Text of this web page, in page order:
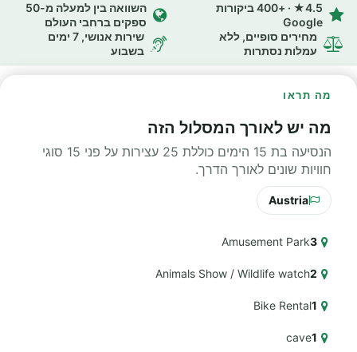
4.5★ · +400 ביקורות
Google
השוואה בין למעלה מ-50
ספקים ברחבי העולם
מחירים סופיים, ללא
עמלות נסתרות
שירות אנושי, 7 ימים
בשבוע
מה תראו
מה יש לאורך המסלול הזה
הנסיעה בת 15 הימים כוללת 25 עצירות על פני 15 סוגי
חוויות שונים לאורך הדרך.
Austria
3
Amusement Park
2
Animals Show / Wildlife watch
1
Bike Rental
1
cave